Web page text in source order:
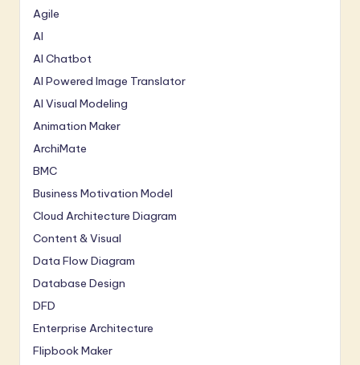
Agile
AI
AI Chatbot
AI Powered Image Translator
AI Visual Modeling
Animation Maker
ArchiMate
BMC
Business Motivation Model
Cloud Architecture Diagram
Content & Visual
Data Flow Diagram
Database Design
DFD
Enterprise Architecture
Flipbook Maker